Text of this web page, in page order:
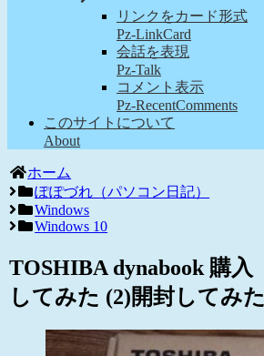
リンクをカード形式
Pz-LinkCard
会話を表現
Pz-Talk
コメント表示
Pz-RecentComments
このサイトについて
About
ホーム
ぽぽづれ（パソコン日記）
Windows
Windows 10
TOSHIBA dynabook 購入
してみた (2)開封してみた